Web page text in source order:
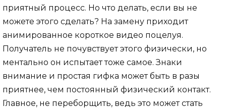
приятный процесс. Но что делать, если вы не
можете этого сделать? На замену приходит
анимированное короткое видео поцелуя.
Получатель не почувствует этого физически, но
ментально он испытает тоже самое. Знаки
внимание и простая гифка может быть в разы
приятнее, чем постоянный физический контакт.
Главное, не переборщить, ведь это может стать